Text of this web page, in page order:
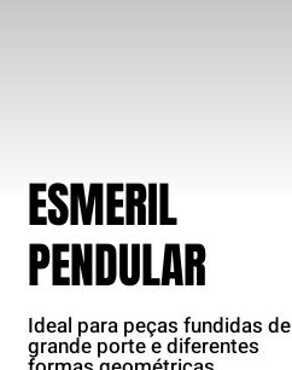
ESMERIL
PENDULAR
Ideal para peças fundidas de
grande porte e diferentes